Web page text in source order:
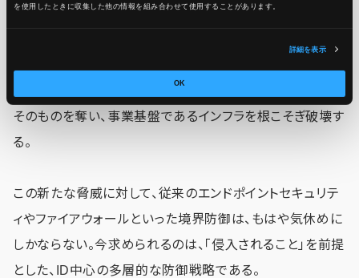
を使用したときに収集した他の情報を組み合わせて使用​​することがあります。
詳細を表示
OK
そのものを奪い、事業基盤であるインフラを根こそぎ破壊す
る。
この新たな脅威に対して、従来のエンドポイントセキュリテ
ィやファイアウォールといった境界防御は、もはや気休めに
しかならない。今求められるのは、「侵入されること」を前提
とした、ID中心の多層的な防御戦略である。